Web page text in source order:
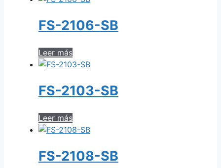
FS-2106-SB
Leer más
FS-2103-SB
Leer más
FS-2108-SB